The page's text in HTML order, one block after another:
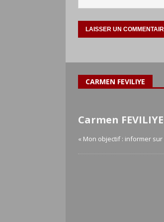
CARMEN FEVILIYE
Carmen FEVILIYE
« Mon objectif : informer sur